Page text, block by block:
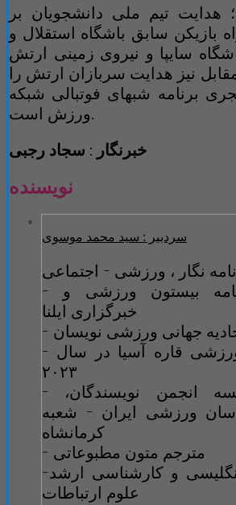
هدایت تیم ملی دانشجویان بر
بازیکن سابق باشگاه استقلال و
سایپا و نیروی زمینی ارتش
نیز هدایت سربازان ارتش را
برنامه شبهای فوتبالی شبکه
ورزش است.
خبرنگار : سجاد رجبی
نویسنده
سردبیر : سید محمد موسوی
نگار ، ورزشی - اجتماعی
- مسوول هفته نامه بیستون ورزشی و
خبرگزاری ایلنا
جهانی ورزشی نویسان
- برترین خبرنگار ورزشی قاره آسیا در سال
۲۰۲۳
- عضو هیات رییسه انجمن نویسندگان،
ورزشی ایران - شعبه
کرمانشاه
- مترجم متون مطبوعاتی
-کارشناس زبان انگلیسی و کارشناسی ارشد
علوم ارتباطات